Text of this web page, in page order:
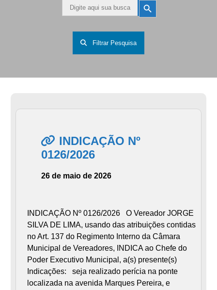
Search
for:
Search
Button
Filtrar Pesquisa
INDICAÇÃO Nº
0126/2026
26 de maio de 2026
INDICAÇÃO Nº 0126/2026 O Vereador JORGE
SILVA DE LIMA, usando das atribuições contidas
no Art. 137 do Regimento Interno da Câmara
Municipal de Vereadores, INDICA ao Chefe do
Poder Executivo Municipal, a(s) presente(s)
Indicações: seja realizado perícia na ponte
localizada na avenida Marques Pereira, e